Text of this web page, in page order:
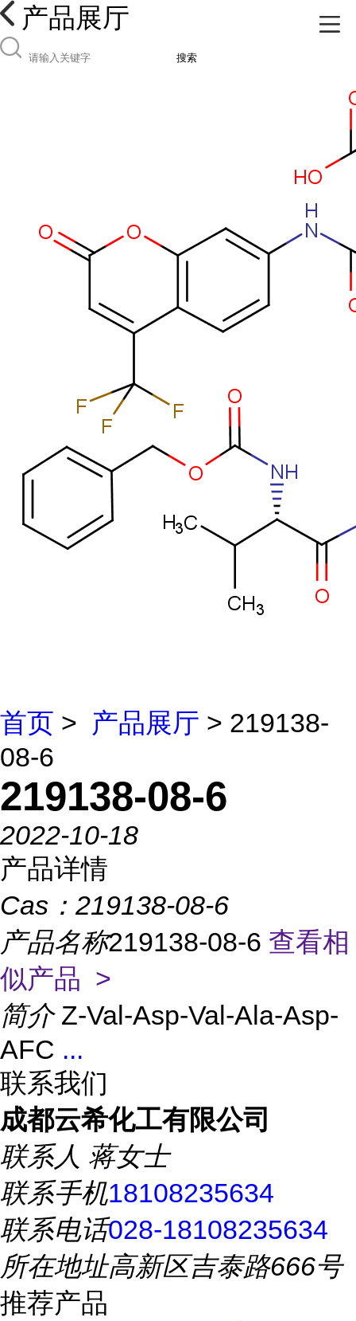
产品展厅
搜索
首页 > 产品展厅 > 219138-
08-6
219138-08-6
2022-10-18
产品详情
Cas： 219138-08-6
产品名称219138-08-6 查看相
似产品 >
简介 Z-Val-Asp-Val-Ala-Asp-
AFC ...
联系我们
成都云希化工有限公司
联系人 蒋女士
联系手机18108235634
联系电话028-18108235634
所在地址高新区吉泰路666号
推荐产品